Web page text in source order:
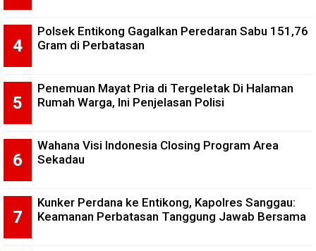
Polsek Entikong Gagalkan Peredaran Sabu 151,76
Gram di Perbatasan
Penemuan Mayat Pria di Tergeletak Di Halaman
Rumah Warga, Ini Penjelasan Polisi
Wahana Visi Indonesia Closing Program Area
Sekadau
Kunker Perdana ke Entikong, Kapolres Sanggau:
Keamanan Perbatasan Tanggung Jawab Bersama